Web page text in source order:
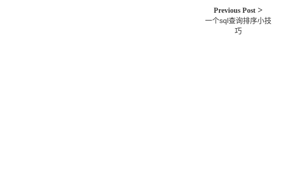
Previous Post
一个sql查询排序小技
巧